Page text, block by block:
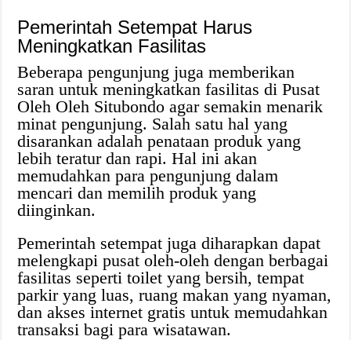
Pemerintah Setempat Harus
Meningkatkan Fasilitas
Beberapa pengunjung juga memberikan
saran untuk meningkatkan fasilitas di Pusat
Oleh Oleh Situbondo agar semakin menarik
minat pengunjung. Salah satu hal yang
disarankan adalah penataan produk yang
lebih teratur dan rapi. Hal ini akan
memudahkan para pengunjung dalam
mencari dan memilih produk yang
diinginkan.
Pemerintah setempat juga diharapkan dapat
melengkapi pusat oleh-oleh dengan berbagai
fasilitas seperti toilet yang bersih, tempat
parkir yang luas, ruang makan yang nyaman,
dan akses internet gratis untuk memudahkan
transaksi bagi para wisatawan.